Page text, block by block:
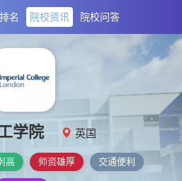
名 院校资讯 院校问答
学院 英国
高 师资雄厚 交通便利